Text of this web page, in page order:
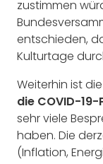
zustimmen
entschieden,
Kulturtage
Weiterhin ist
die COVID-
sehr viele
haben. Die
(Inflation,